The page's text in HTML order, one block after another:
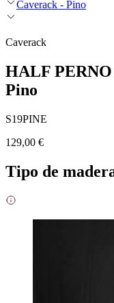
Caverack - Pino
Caverack
HALF PERNO
Pino
S19PINE
129,00 €
Tipo de